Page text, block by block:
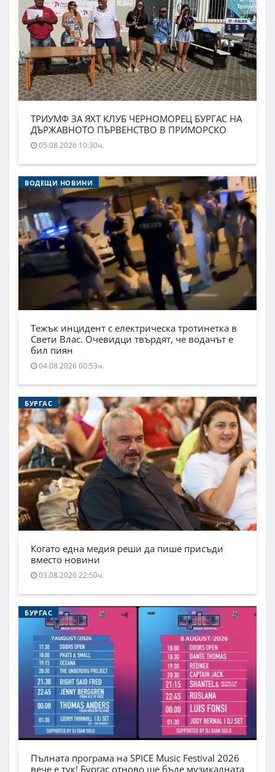
ТРИУМФ ЗА ЯХТ КЛУБ ЧЕРНОМОРЕЦ БУРГАС НА
ДЪРЖАВНОТО ПЪРВЕНСТВО В ПРИМОРСКО
05.08.2026 10:30ч.
ВОДЕЩИ НОВИНИ
Тежък инцидент с електрическа тротинетка в
Свети Влас. Очевидци твърдят, че водачът е
бил пиян
04.08.2026 00:53ч.
БУРГАС
Когато една медия реши да пише присъди
вместо новини
03.08.2026 22:50ч.
БУРГАС
Пълната програма на SPICE Music Festival 2026
вече е тук! Бургас отново ще бъде музикалната